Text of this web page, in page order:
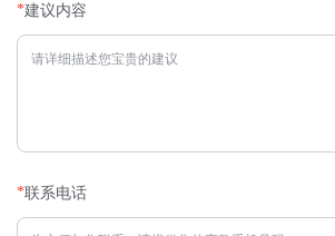
*建议内容
*联系电话